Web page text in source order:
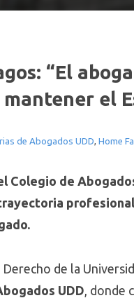
“El
el
de Abogados UDD, Home
Colegio de
Derecho de la
UDD, donde